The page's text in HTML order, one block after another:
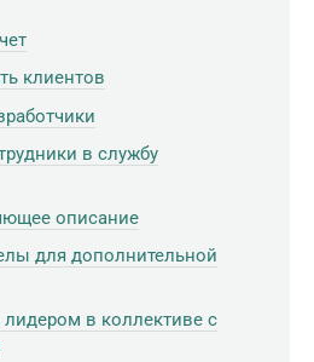
клиентов
в службу
описание
для дополнительной
лидером в коллективе с